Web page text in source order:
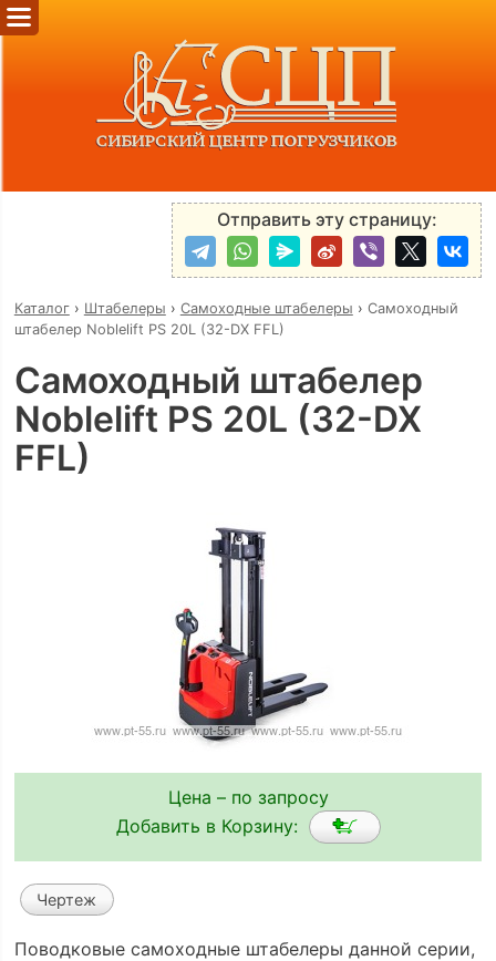
Отправить эту страницу:
Каталог› Штабелеры › Самоходные штабелеры › Самоходный
штабелер Noblelift PS 20L (32-DX FFL)
Самоходный штабелер
Noblelift PS 20L (32-DX
FFL)
Цена – по запросу
Добавить в Корзину:
Чертеж
Поводковые самоходные штабелеры данной серии,